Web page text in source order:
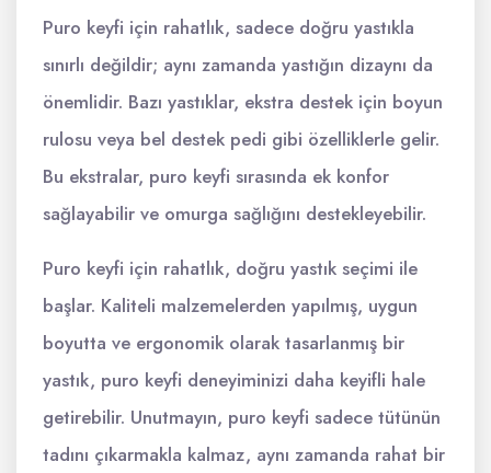
Puro keyfi için rahatlık, sadece doğru yastıkla
sınırlı değildir; aynı zamanda yastığın dizaynı da
önemlidir. Bazı yastıklar, ekstra destek için boyun
rulosu veya bel destek pedi gibi özelliklerle gelir.
Bu ekstralar, puro keyfi sırasında ek konfor
sağlayabilir ve omurga sağlığını destekleyebilir.
Puro keyfi için rahatlık, doğru yastık seçimi ile
başlar. Kaliteli malzemelerden yapılmış, uygun
boyutta ve ergonomik olarak tasarlanmış bir
yastık, puro keyfi deneyiminizi daha keyifli hale
getirebilir. Unutmayın, puro keyfi sadece tütünün
tadını çıkarmakla kalmaz, aynı zamanda rahat bir